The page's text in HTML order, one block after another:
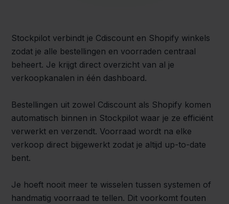
Stockpilot verbindt je Cdiscount en Shopify winkels
zodat je alle bestellingen en voorraden centraal
beheert. Je krijgt direct overzicht van al je
verkoopkanalen in één dashboard.
Bestellingen uit zowel Cdiscount als Shopify komen
automatisch binnen in Stockpilot waar je ze efficiënt
verwerkt en verzendt. Voorraad wordt na elke
verkoop direct bijgewerkt zodat je altijd up-to-date
bent.
Je hoeft nooit meer te wisselen tussen systemen of
handmatig voorraad te tellen. Dit voorkomt fouten